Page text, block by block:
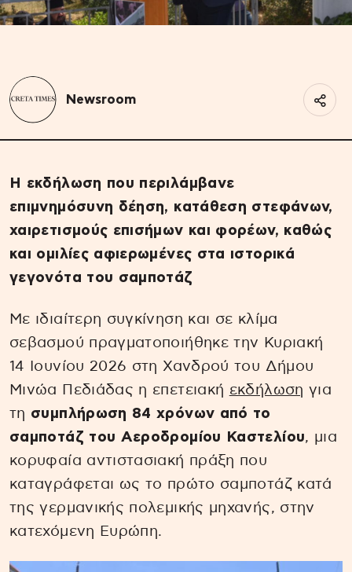
Newsroom
Η εκδήλωση που περιλάμβανε
επιμνημόσυνη δέηση, κατάθεση στεφάνων,
χαιρετισμούς επισήμων και φορέων, καθώς
και ομιλίες αφιερωμένες στα ιστορικά
γεγονότα του σαμποτάζ
Με ιδιαίτερη συγκίνηση και σε κλίμα
σεβασμού πραγματοποιήθηκε την Κυριακή
14 Ιουνίου 2026 στη Χανδρού του Δήμου
Μινώα Πεδιάδας η επετειακή εκδήλωση για
τη συμπλήρωση 84 χρόνων από το
σαμποτάζ του Αεροδρομίου Καστελίου, μια
κορυφαία αντιστασιακή πράξη που
καταγράφεται ως το πρώτο σαμποτάζ κατά
της γερμανικής πολεμικής μηχανής, στην
κατεχόμενη Ευρώπη.